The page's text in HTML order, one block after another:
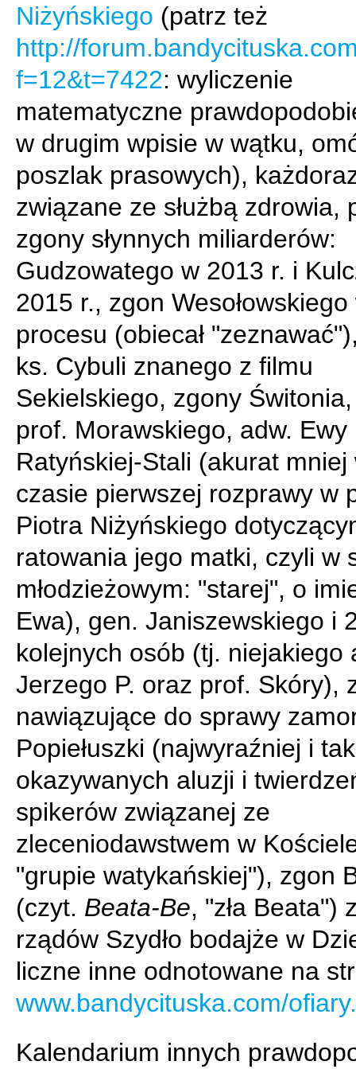
Niżyńskiego (patrz też
http://
f=12&t=7422: wyliczenie
matematyczne
w drugim wpisie w wątku,
poszlak prasowych),
związane ze służbą zdrowia,
zgony słynnych miliarderów:
Gudzowatego w 2013 r. i
2015 r., zgon
procesu (obiecał
ks. Cybuli znanego z filmu
Sekielskiego, zgony
prof. Morawskiego, adw. Ewy
Ratyńskiej-Stali (akurat mniej
czasie pierwszej rozprawy w
Piotra Niżyńskiego
ratowania jego matki, czyli w
młodzieżowym: "starej", o
Ewa), gen. Janiszewskiego i
kolejnych osób (tj. niejakiego
Jerzego P. oraz prof. Skóry),
nawiązujące do sprawy
Popiełuszki (najwyraźniej i
okazywanych aluzji i
spikerów związanej ze
zleceniodawstwem w
"grupie watykańskiej"), zgon
(czyt. Beata-Be, "zła Beata")
rządów Szydło bodajże w
liczne inne odnotowane na
www.bandycituska.com/
Kalendarium innych